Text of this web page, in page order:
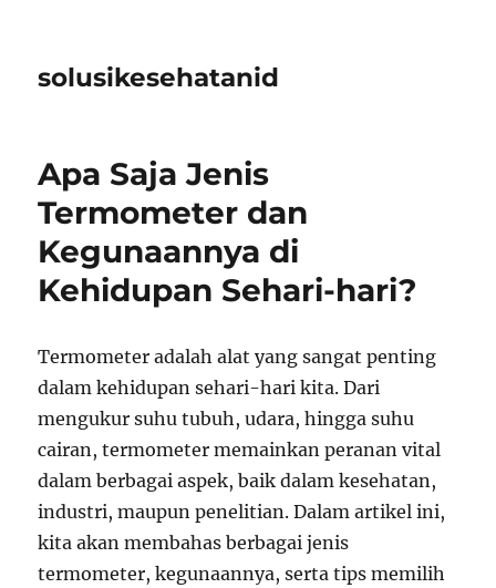
solusikesehatanid
Apa Saja Jenis
Termometer dan
Kegunaannya di
Kehidupan Sehari-hari?
Termometer adalah alat yang sangat penting
dalam kehidupan sehari-hari kita. Dari
mengukur suhu tubuh, udara, hingga suhu
cairan, termometer memainkan peranan vital
dalam berbagai aspek, baik dalam kesehatan,
industri, maupun penelitian. Dalam artikel ini,
kita akan membahas berbagai jenis
termometer, kegunaannya, serta tips memilih